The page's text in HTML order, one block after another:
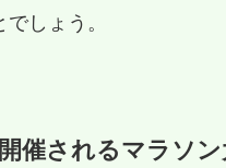
しょう。
催されるマラソ